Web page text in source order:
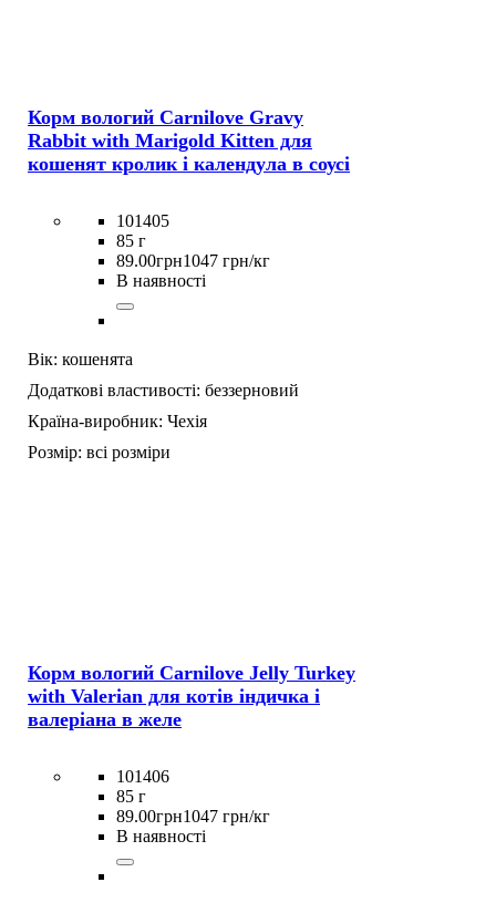
Корм вологий Carnilove Gravy
Rabbit with Marigold Kitten для
кошенят кролик і календула в соусі
101405
85 г
89.00грн1047 грн/кг
В наявності
Вік: кошенята
Додаткові властивості: беззерновий
Країна-виробник: Чехія
Розмір: всі розміри
Корм вологий Carnilove Jelly Turkey
with Valerian для котів індичка і
валеріана в желе
101406
85 г
89.00грн1047 грн/кг
В наявності